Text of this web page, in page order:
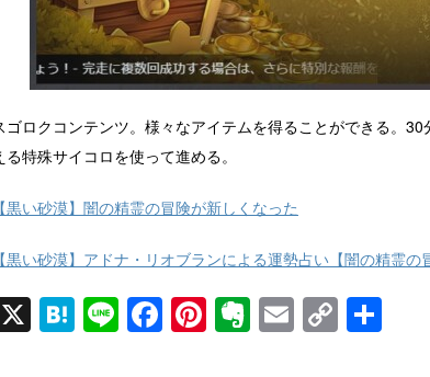
ゴロクコンテンツ。様々なアイテムを得ることができる。
る特殊サイコロを使って進める。
【黒い砂漠】闇の精霊の冒険が新しくなった
【黒い砂漠】アドナ・リオブランによる運勢占い【闇の精霊の
X H
at
Li
n
F
a
Pi
nt
E
v
E
m
C
o